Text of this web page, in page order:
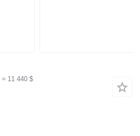
≈ 11 440 $